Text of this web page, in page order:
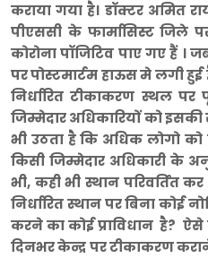
कराया गया है। डॉक्टर अमित
पीएससी के फार्मासिस्ट
कोरोना पॉजिटिव पाए गए हैं ।
पर पोस्टमार्टम हाऊस मे लगी
निर्धारित टीकाकरण स्थल
जिम्मेदार अधिकारियों को
भी उठता है कि अधिक लोगो
किसी जिम्मेदार अधिकारी के
भी, कही भी स्थान परिवर्तित
निर्धारित स्थान पर बिना कोई
करने का कोई प्राविधान है? ऐसे
दिनभर केन्द्र पर टीकाकरण